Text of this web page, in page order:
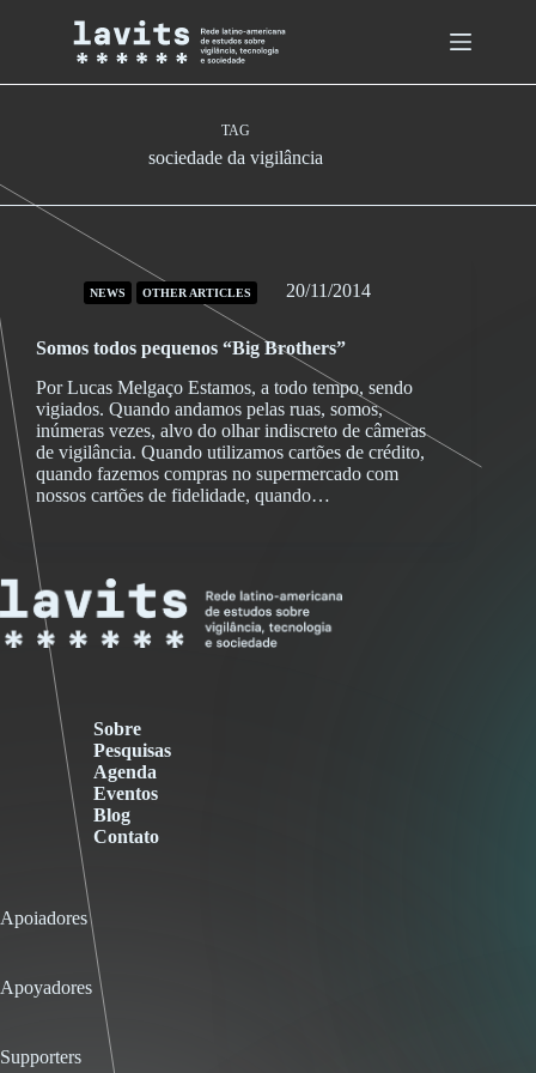
TAG
sociedade da vigilância
NEWS OTHER ARTICLES 20/11/2014
Somos todos pequenos “Big Brothers”
Por Lucas Melgaço Estamos, a todo tempo, sendo
vigiados. Quando andamos pelas ruas, somos,
inúmeras vezes, alvo do olhar indiscreto de câmeras
de vigilância. Quando utilizamos cartões de crédito,
quando fazemos compras no supermercado com
nossos cartões de fidelidade, quando…
Sobre
Pesquisas
Agenda
Eventos
Blog
Contato
Apoiadores
Apoyadores
Supporters